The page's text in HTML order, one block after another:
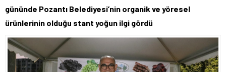
gününde Pozantı Belediyesi’nin organik ve yöresel
ürünlerinin olduğu stant yoğun ilgi gördü